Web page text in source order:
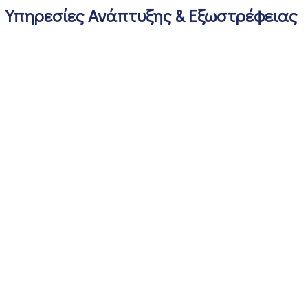
Υπηρεσίες Ανάπτυξης & Εξωστρέφειας